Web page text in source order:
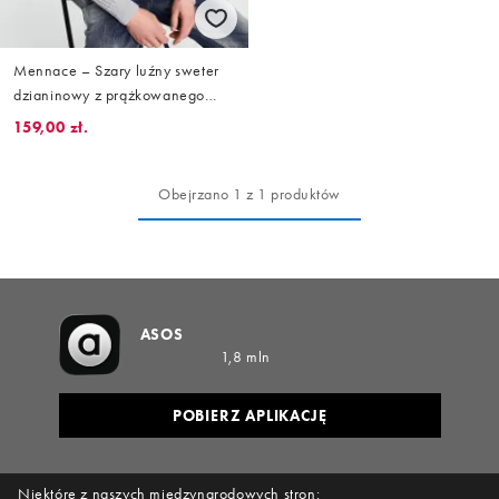
Mennace – Szary luźny sweter
dzianinowy z prążkowanego
diagonalu
159,00 zł.
Obejrzano 1 z 1 produktów
Niektóre z naszych międzynarodowych stron:
ASOS
1,8 mln
POBIERZ APLIKACJĘ